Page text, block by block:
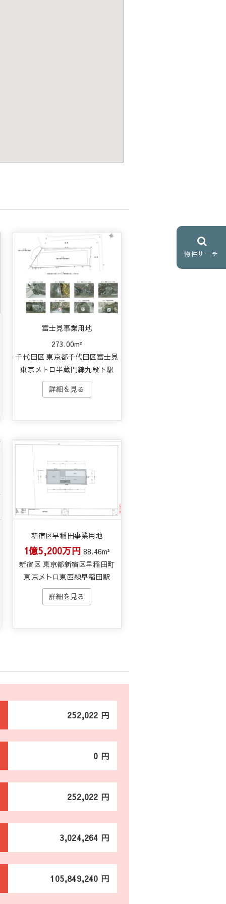
富士見事業用地
273.00m²
千代田区 東京都千代田区富士見
東京メトロ半蔵門線九段下駅
新宿区早稲田事業用地
1億5,200万円 88.46m²
新宿区 東京都新宿区早稲田町
東京メトロ東西線早稲田駅
252,022 円
0 円
252,022 円
3,024,264 円
105,849,240 円
物件サーチ